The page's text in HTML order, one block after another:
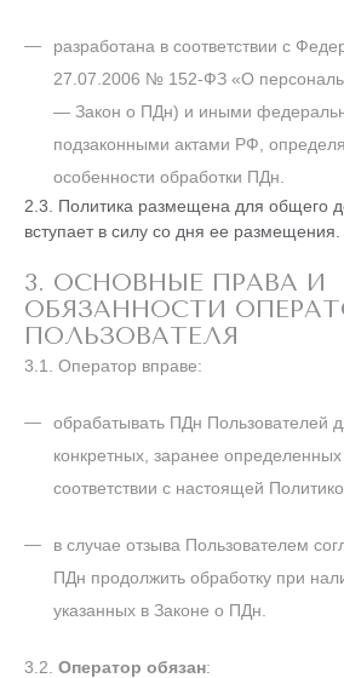
разработана в соответствии с
27.07.2006 № 152-ФЗ «О
— Закон о ПДн) и иными
подзаконными актами РФ,
особенности обработки ПДн.
2.3. Политика размещена для общего
вступает в силу со дня ее размещения.
3. ОСНОВНЫЕ ПРАВА И
ОБЯЗАННОСТИ
ПОЛЬЗОВАТЕЛЯ
3.1. Оператор вправе:
обрабатывать ПДн Пользователей
конкретных, заранее
соответствии с настоящей
в случае отзыва Пользователем
ПДн продолжить обработку при
указанных в Законе о ПДн.
3.2. Оператор обязан: